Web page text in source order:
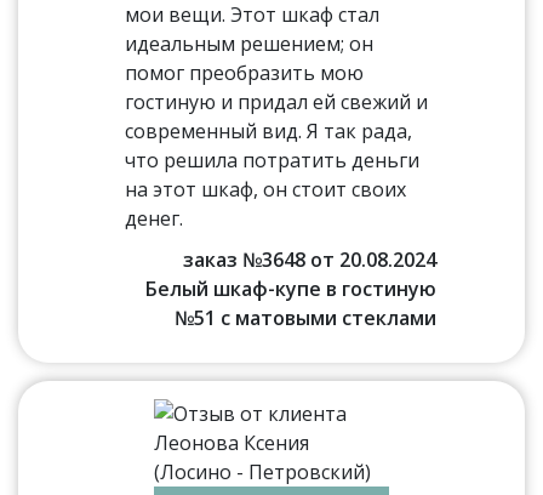
мои вещи. Этот шкаф стал
идеальным решением; он
помог преобразить мою
гостиную и придал ей свежий и
современный вид. Я так рада,
что решила потратить деньги
на этот шкаф, он стоит своих
денег.
заказ №3648 от 20.08.2024
Белый шкаф-купе в гостиную
№51 с матовыми стеклами